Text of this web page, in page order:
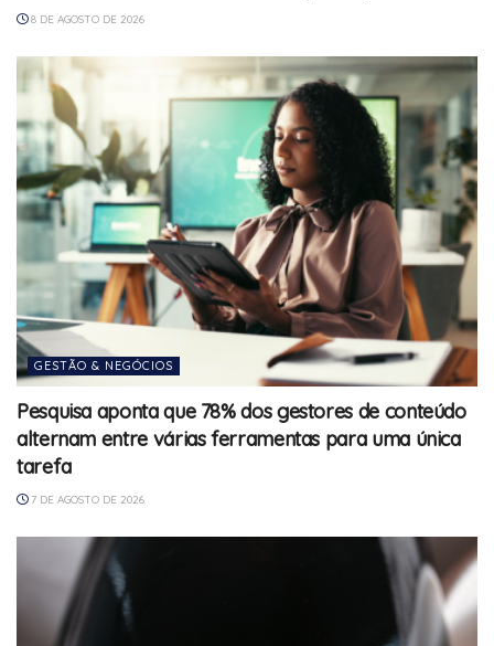
8 DE AGOSTO DE 2026
GESTÃO & NEGÓCIOS
Pesquisa aponta que 78% dos gestores de conteúdo
alternam entre várias ferramentas para uma única
tarefa
7 DE AGOSTO DE 2026